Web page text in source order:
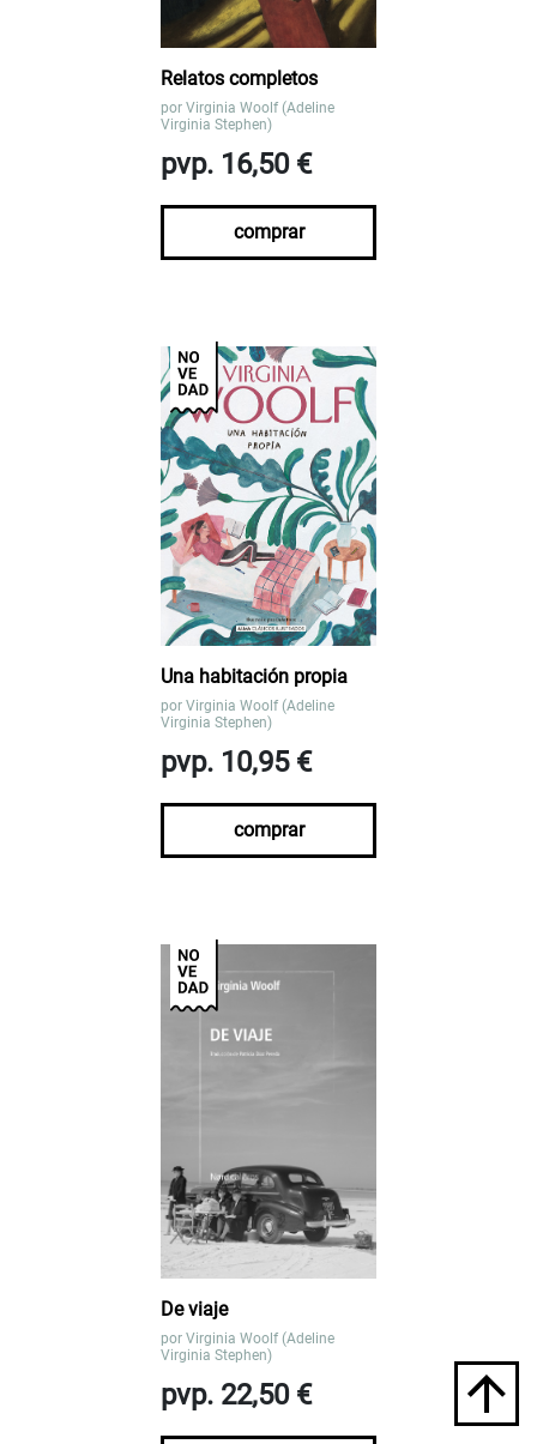
Relatos completos
por Virginia Woolf (Adeline
Virginia Stephen)
pvp. 16,50 €
comprar
Una habitación propia
por Virginia Woolf (Adeline
Virginia Stephen)
pvp. 10,95 €
comprar
De viaje
por Virginia Woolf (Adeline
Virginia Stephen)
pvp. 22,50 €